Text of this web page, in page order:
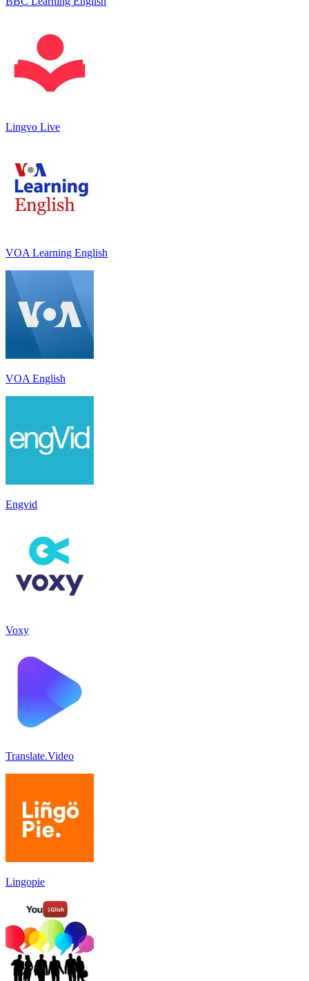
Lingvo Live
VOA Learning English
VOA English
Engvid
Voxy
Translate.Video
Lingopie